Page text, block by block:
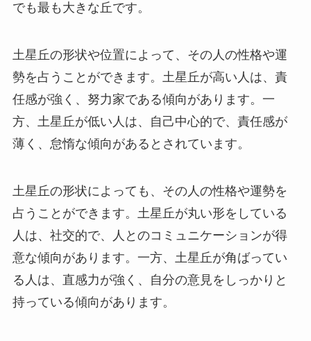
でも最も大きな丘です。
土星丘の形状や位置によって、その人の性格や運
勢を占うことができます。土星丘が高い人は、責
任感が強く、努力家である傾向があります。一
方、土星丘が低い人は、自己中心的で、責任感が
薄く、怠惰な傾向があるとされています。
土星丘の形状によっても、その人の性格や運勢を
占うことができます。土星丘が丸い形をしている
人は、社交的で、人とのコミュニケーションが得
意な傾向があります。一方、土星丘が角ばってい
る人は、直感力が強く、自分の意見をしっかりと
持っている傾向があります。